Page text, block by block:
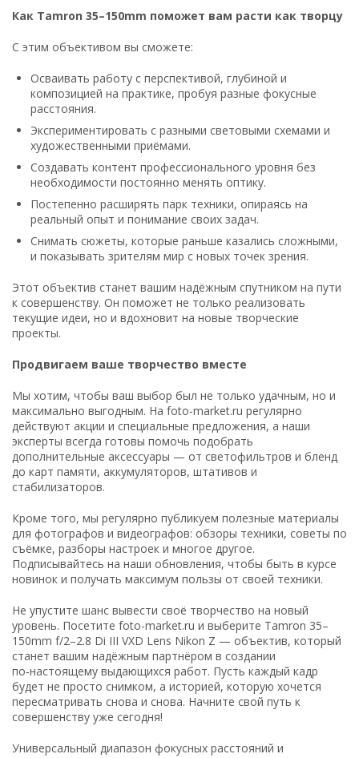
Как Tamron 35–150mm поможет вам расти как творцу
С этим объективом вы сможете:
Осваивать работу с перспективой, глубиной и
композицией на практике, пробуя разные фокусные
расстояния.
Экспериментировать с разными световыми схемами и
художественными приёмами.
Создавать контент профессионального уровня без
необходимости постоянно менять оптику.
Постепенно расширять парк техники, опираясь на
реальный опыт и понимание своих задач.
Снимать сюжеты, которые раньше казались сложными,
и показывать зрителям мир с новых точек зрения.
Этот объектив станет вашим надёжным спутником на пути
к совершенству. Он поможет не только реализовать
текущие идеи, но и вдохновит на новые творческие
проекты.
Продвигаем ваше творчество вместе
Мы хотим, чтобы ваш выбор был не только удачным, но и
максимально выгодным. На foto-market.ru регулярно
действуют акции и специальные предложения, а наши
эксперты всегда готовы помочь подобрать
дополнительные аксессуары — от светофильтров и бленд
до карт памяти, аккумуляторов, штативов и
стабилизаторов.
Кроме того, мы регулярно публикуем полезные материалы
для фотографов и видеографов: обзоры техники, советы по
съёмке, разборы настроек и многое другое.
Подписывайтесь на наши обновления, чтобы быть в курсе
новинок и получать максимум пользы от своей техники.
Не упустите шанс вывести своё творчество на новый
уровень. Посетите foto-market.ru и выберите Tamron 35–
150mm f/2–2.8 Di III VXD Lens Nikon Z — объектив, который
станет вашим надёжным партнёром в создании
по‑настоящему выдающихся работ. Пусть каждый кадр
будет не просто снимком, а историей, которую хочется
пересматривать снова и снова. Начните свой путь к
совершенству уже сегодня!
Универсальный диапазон фокусных расстояний и